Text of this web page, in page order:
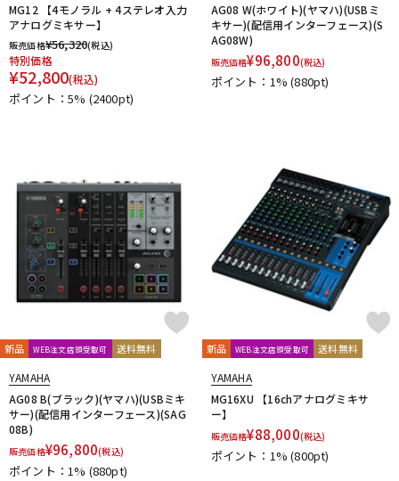
MG12 【4モノラル + 4ステレオ入力
アナログミキサー】
販売価格¥56,320(税込)
特別価格
¥52,800(税込)
ポイント：5% (2400pt)
AG08 W(ホワイト)(ヤマハ)(USBミ
キサー)(配信用インターフェース)(S
AG08W)
販売価格¥96,800(税込)
ポイント：1%(880pt)
新品 WEB注文店頭受取可 送料無料
YAMAHA
AG08 B(ブラック)(ヤマハ)(USBミキ
サー)(配信用インターフェース)(SAG
08B)
販売価格¥96,800(税込)
ポイント：1% (880pt)
新品 WEB注文店頭受取可 送料無料
YAMAHA
MG16XU 【16chアナログミキサ
ー】
販売価格¥88,000(税込)
ポイント：1%(800pt)